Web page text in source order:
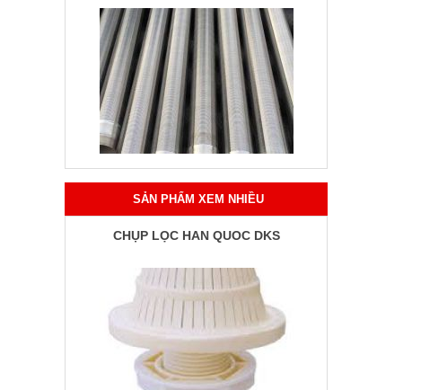
SẢN PHẨM XEM NHIỀU
CHỤP LỌC HÀN QUỐC DKS